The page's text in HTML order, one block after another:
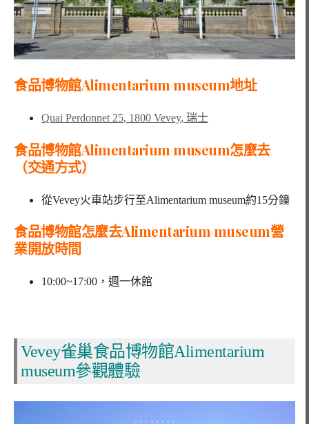
食品博物館Alimentarium museum地址
Quai Perdonnet 25, 1800 Vevey, 瑞士
食品博物館Alimentarium museum怎麼去
（交通方式）
從Vevey火車站步行至Alimentarium museum約15分鐘
食品博物館怎麼去Alimentarium museum營
業開放時間
10:00~17:00，週一休館
Vevey雀巢食品博物館Alimentarium
museum參觀體驗